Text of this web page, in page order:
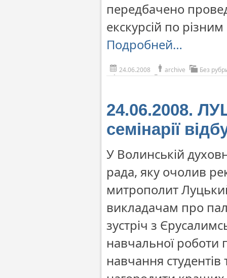
передбачено
екскурсій по
Подробней…
24.06.2008 archive Без
24.06.2008.
семінарії
У Волинській
рада, яку очолив
митрополит
викладачам про
зустріч з
навчальної роботи
навчання